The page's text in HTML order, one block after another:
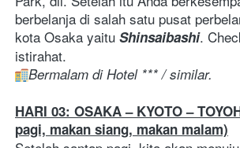
berbelanja di salah satu pusat
kota Osaka yaitu Shinsaibashi.
istirahat.
Bermalam di Hotel *** / similar.
HARI 03: OSAKA – KYOTO –
pagi, makan siang, makan malam)